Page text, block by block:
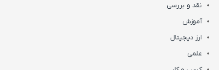
نقد و بررسی
آموزش
ارز دیجیتال
علمی